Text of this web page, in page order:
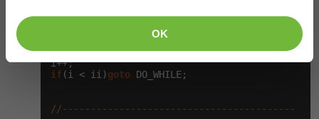
OK
//-----------------------------------------
printf("cyklus");
if (i < ii)goto DO_WHILE;
//-----------------------------------------